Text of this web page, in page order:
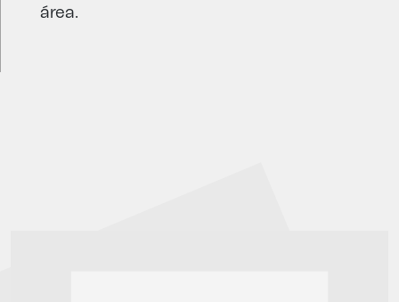
área.